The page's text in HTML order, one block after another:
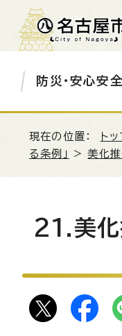
防災・安心安全
現在の位置： ト
る条例」
>美化
21.美化